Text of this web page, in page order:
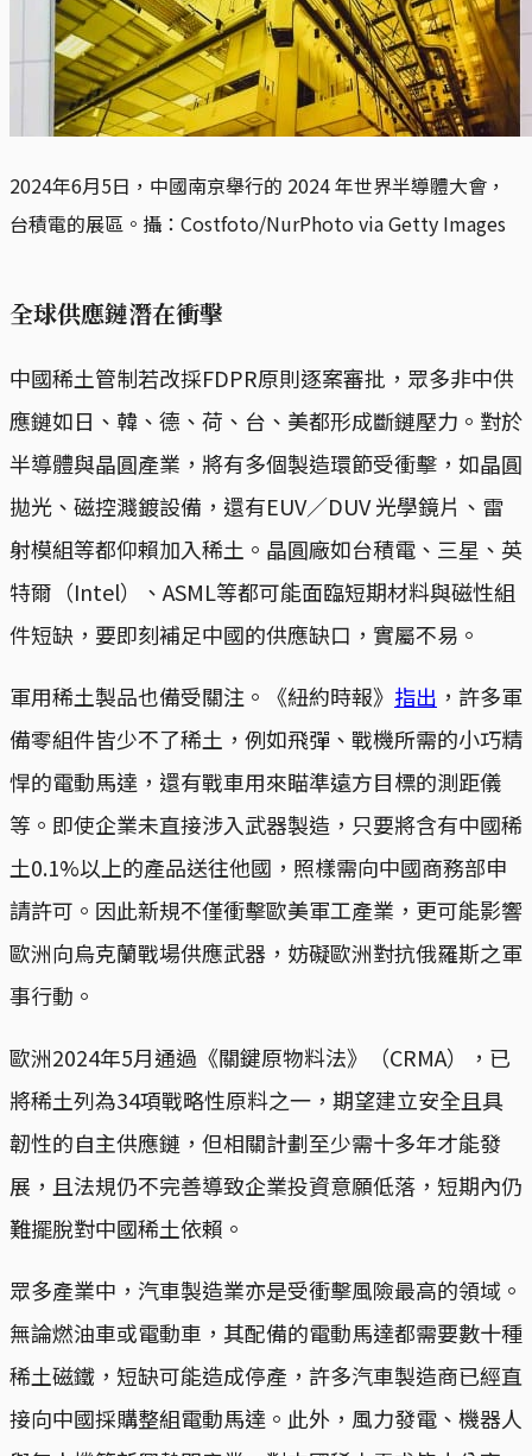
2024年6月5日，中國南京舉行的 2024 年世界半導體大會，
台積電的展區。攝：Costfoto/NurPhoto via Getty Images
全球供應鏈潛在衝擊
中國稀土管制若改採FDPR原則逐案審批，眾多非中供
應鏈如日、韓、德、荷、台、美都形成斷鏈壓力。對於
半導體與晶圓產業，將有多個製造環節受衝擊，如晶圓
拋光、磁控濺鍍設備，還有EUV／DUV 光學鏡片、雷
射模組等都仰賴加入稀土。晶圓廠如台積電、三星、英
特爾（Intel）、ASML等都可能面臨短期材料與磁性組
件短缺，要即刻補足中國的供應缺口，實屬不易。
軍用稀土製品也備受關注。《紐約時報》 指出 ，許多軍
備零組件皆少不了稀土，例如飛彈、戰機所需的小巧精
悍的電動馬達，還有戰車用來瞄準遠方目標的測距儀
等。即使企業未直接涉入武器製造，只要將含有中國稀
土0.1%以上的產品送往他國，照樣需向中國商務部申
請許可。因此新規不僅衝擊歐美軍工產業，更可能影響
歐洲向烏克蘭戰場供應武器，妨礙歐洲對抗俄羅斯之軍
事行動。
歐洲2024年5月通過《關鍵原物料法》（CRMA），已
將稀土列為34項戰略性原料之一，期望建立安全且具
韌性的自主供應鏈，但相關計劃至少需十多年才能發
展，且法規仍不完善導致企業投資意願低落，短期內仍
難擺脫對中國稀土依賴。
眾多產業中，汽車製造業亦是受衝擊風險最高的領域。
無論燃油車或電動車，其配備的電動馬達都需要數十種
稀土磁鐵，短缺可能造成停產，許多汽車製造商已經直
接向中國採購整組電動馬達。此外，風力發電、機器人